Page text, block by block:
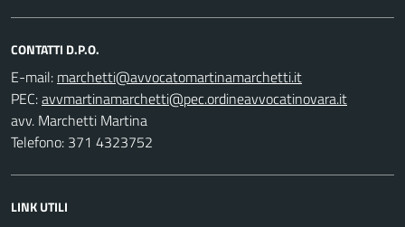
CONTATTI D.P.O.
E-mail:
PEC:
avv. Marchetti Martina
Telefono: 371 4323752
LINK UTILI